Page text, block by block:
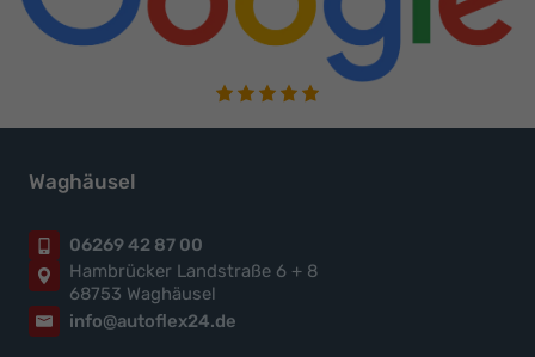
Waghäusel
06269 42 87 00
Hambrücker Landstraße 6 + 8
68753 Waghäusel
info@autoflex24.de